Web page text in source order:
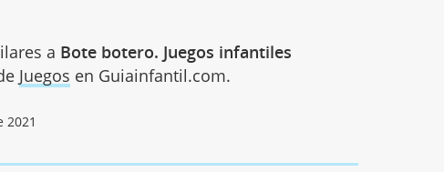
a Bote botero. Juegos infantiles
Juegos en Guiainfantil.com.
2021